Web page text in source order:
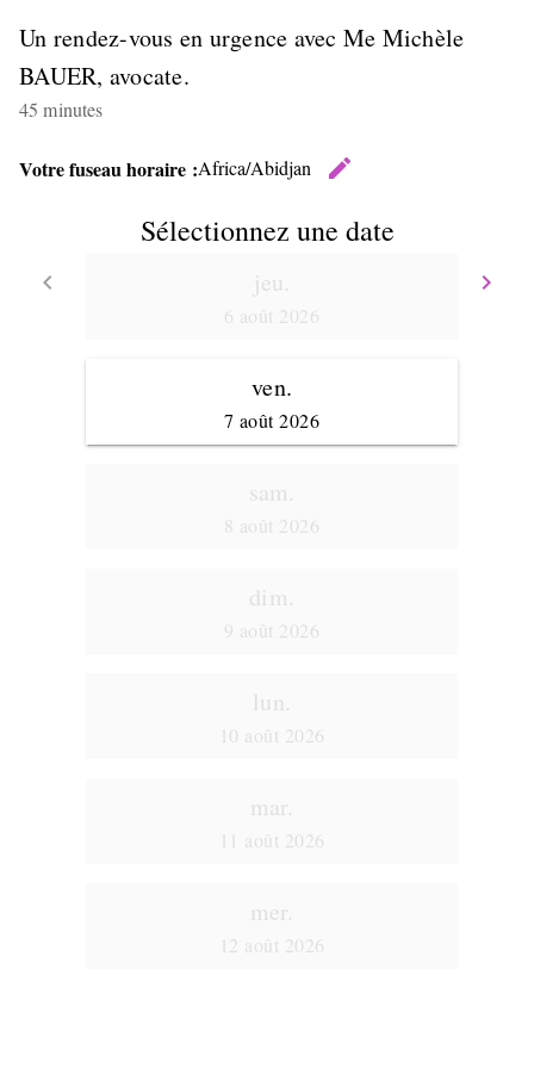
Un rendez-vous en urgence avec Me Michèle
BAUER, avocate.
45 minutes
Votre fuseau horaire :Africa/Abidjan
edit
Sélectionnez une date
keyboard_arrow_left
keyboard_arrow_right
jeu.
6 août 2026
ven.
7 août 2026
sam.
8 août 2026
dim.
9 août 2026
lun.
10 août 2026
mar.
11 août 2026
mer.
12 août 2026